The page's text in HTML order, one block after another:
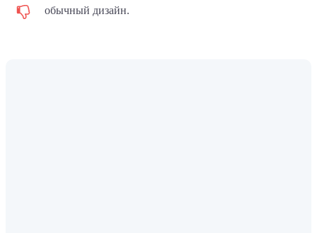
обычный дизайн.